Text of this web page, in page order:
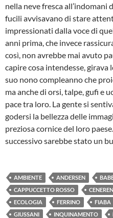
nella neve fresca
fucili avvisavano di stare
impressionati dalla voce di
anni prima, che invece
così, non avrebbe mai avuto
capire cosa intendesse, girava
suo nono compleanno che
ma anche di orsi, talpe, gufi e
pace tra loro. La gente si
godersi la bellezza delle
preziosa cornice del loro
successivo sarebbe stato un
AMBIENTE ANDERSEN
CAPPUCCETTO ROSSO
ECOLOGIA
FERRINO FIABA
GIUSSANI
INQUINAMENTO